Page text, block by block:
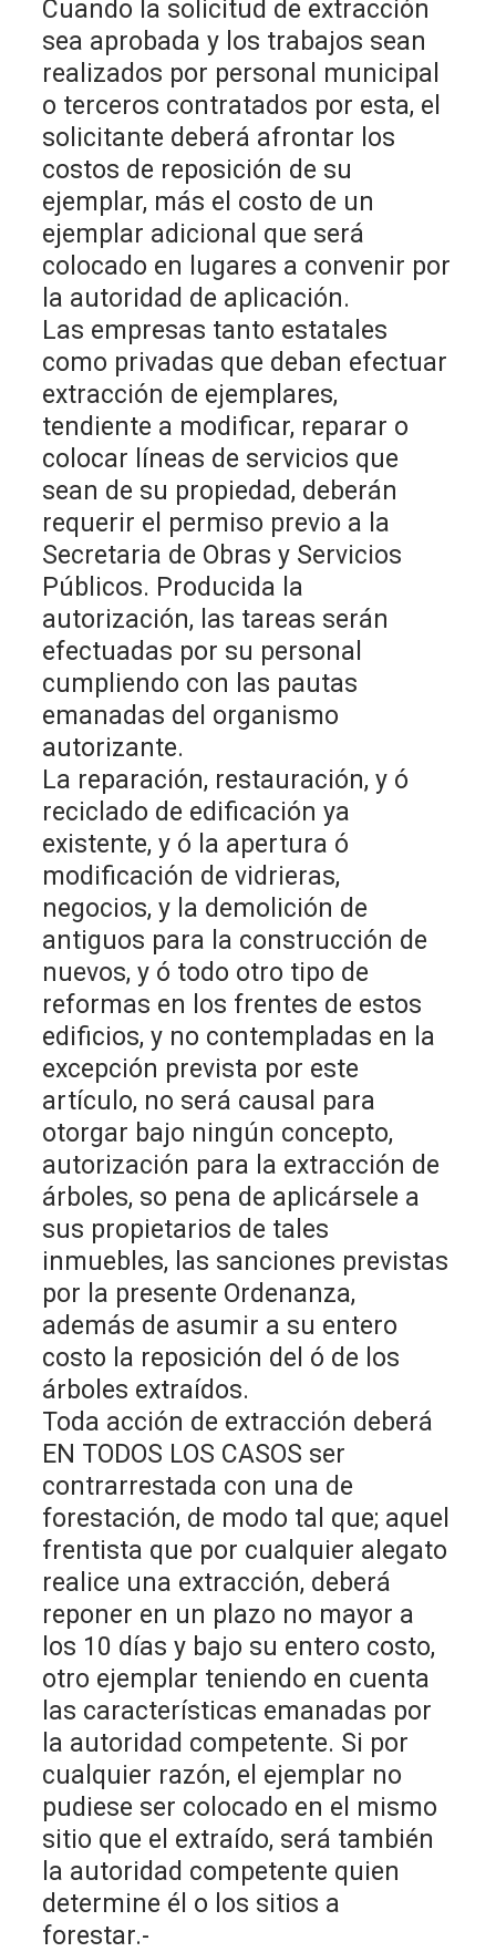
Cuando la solicitud de extracción
sea aprobada y los trabajos sean
realizados por personal municipal
o terceros contratados por esta, el
solicitante deberá afrontar los
costos de reposición de su
ejemplar, más el costo de un
ejemplar adicional que será
colocado en lugares a convenir por
la autoridad de aplicación.
Las empresas tanto estatales
como privadas que deban efectuar
extracción de ejemplares,
tendiente a modificar, reparar o
colocar líneas de servicios que
sean de su propiedad, deberán
requerir el permiso previo a la
Secretaria de Obras y Servicios
Públicos. Producida la
autorización, las tareas serán
efectuadas por su personal
cumpliendo con las pautas
emanadas del organismo
autorizante.
La reparación, restauración, y ó
reciclado de edificación ya
existente, y ó la apertura ó
modificación de vidrieras,
negocios, y la demolición de
antiguos para la construcción de
nuevos, y ó todo otro tipo de
reformas en los frentes de estos
edificios, y no contempladas en la
excepción prevista por este
artículo, no será causal para
otorgar bajo ningún concepto,
autorización para la extracción de
árboles, so pena de aplicársele a
sus propietarios de tales
inmuebles, las sanciones previstas
por la presente Ordenanza,
además de asumir a su entero
costo la reposición del ó de los
árboles extraídos.
Toda acción de extracción deberá
EN TODOS LOS CASOS ser
contrarrestada con una de
forestación, de modo tal que; aquel
frentista que por cualquier alegato
realice una extracción, deberá
reponer en un plazo no mayor a
los 10 días y bajo su entero costo,
otro ejemplar teniendo en cuenta
las características emanadas por
la autoridad competente. Si por
cualquier razón, el ejemplar no
pudiese ser colocado en el mismo
sitio que el extraído, será también
la autoridad competente quien
determine él o los sitios a
forestar.-